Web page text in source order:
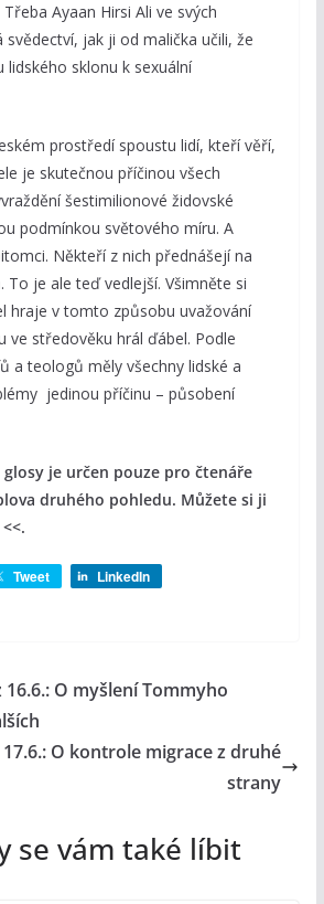
Ayaan Hirsi Ali ve svých
svědectví, jak ji od malička učili, že
lidského sklonu k sexuální
prostředí spoustu lidí, kteří věří,
je skutečnou příčinou všech
šestimilionové židovské
podmínkou světového míru. A
Někteří z nich přednášejí na
To je ale teď vedlejší. Všimněte si
hraje v tomto způsobu uvažování
ve středověku hrál ďábel. Podle
a teologů měly všechny lidské a
jedinou příčinu – působení
je určen pouze pro čtenáře
druhého pohledu. Můžete si ji
Tweet LinkedIn
O myšlení Tommyho
O kontrole migrace z druhé
strany
se vám také líbit